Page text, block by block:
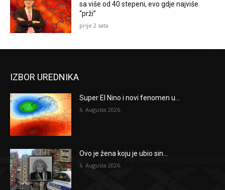
sa više od 40 stepeni, evo gdje najviše
“prži”
prije 2 sata
IZBOR UREDNIKA
Super El Nino i novi fenomen u...
6. Augusta 2026.
Ovo je žena koju je ubio sin...
6. Augusta 2026.